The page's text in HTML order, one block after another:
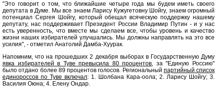
"Это говорит о том, что ближайшие четыре года мы будем иметь своего
депутата в Думе. Мы все знаем Ларису Кужугетовну Шойгу, знаем огромный
потенциал Сергея Шойгу, который обещал всяческую поддержку нашему
депутату, нас поддерживает Президент России Владимир Путин - и у нас
есть уверенность, что вместе мы сделаем все, чтобы уровень и качество
жизни наших избирателей улучшались. Мы должны направлять на это все
усилия", - отметил Анатолий Дамба-Хуурак.
Напомним, что на прошедших 2 декабря выборах в Государственную Думу
явка избирателей в Туве превысила 80 процентов, за "Единую Россию"
было отдано более 89 процентов голосов. Региональный партийный список
единороссов по Туве включал: 1. Шолбана Кара-оола; 2. Ларису Шойгу; 3.
Василия Оюна; 4. Елену Ондар.